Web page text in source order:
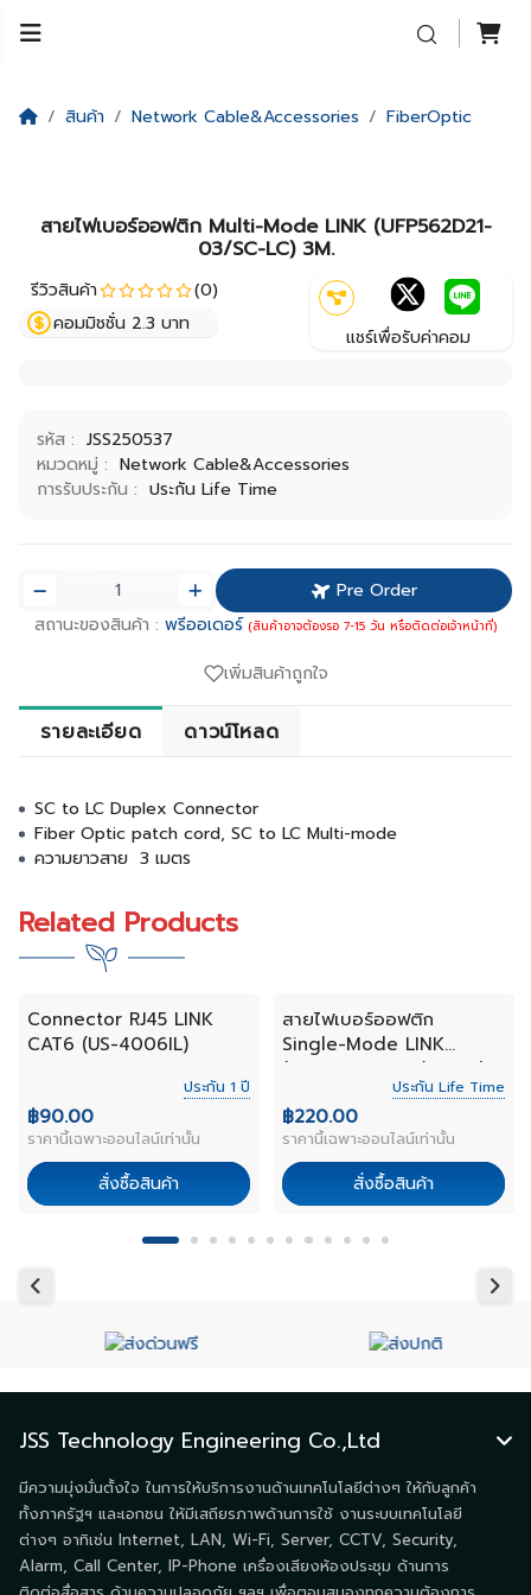
สินค้า Network Cable&Accessories FiberOptic
สายไฟเบอร์ออฟติก Multi-Mode LINK (UFP562D21-
03/SC-LC) 3M.
รีวิวสินค้า
(0)
คอมมิชชั่น 2.3 บาท
แชร์เพื่อรับค่าคอม
รหัส : JSS250537
หมวดหมู่ : Network Cable&Accessories
การรับประกัน : ประกัน Life Time
Pre Order
สถานะของสินค้า : พรีออเดอร์ (สินค้าอาจต้องรอ 7-15 วัน หรือติดต่อเจ้าหน้าที่)
เพิ่มสินค้าถูกใจ
รายละเอียด ดาวน์โหลด
SC to LC Duplex Connector
Fiber Optic patch cord, SC to LC Multi-mode
ความยาวสาย 3 เมตร
Related Products
Connector RJ45 LINK
CAT6 (US-4006IL)
ประกัน 1 ปี
฿90.00
ราคานี้เฉพาะออนไลน์เท่านั้น
สั่งซื้อสินค้า
สายไฟเบอร์ออฟติก
Single-Mode LINK
(UFP962D31-03/SC-LC)
ประกัน Life Time
฿220.00
ราคานี้เฉพาะออนไลน์เท่านั้น
สั่งซื้อสินค้า
JSS Technology Engineering Co.,Ltd
มีความมุ่งมั่นตั้งใจ ในการให้บริการงานด้านเทคโนโลยีต่างๆ ให้กับลูกค้า
ทั้งภาครัฐฯ และเอกชน ให้มีเสถียรภาพด้านการใช้ งานระบบเทคโนโลยี
ต่างๆ อาทิเช่น Internet, LAN, Wi-Fi, Server, CCTV, Security,
Alarm, Call Center, IP-Phone เครื่องเสียงห้องประชุม ด้านการ